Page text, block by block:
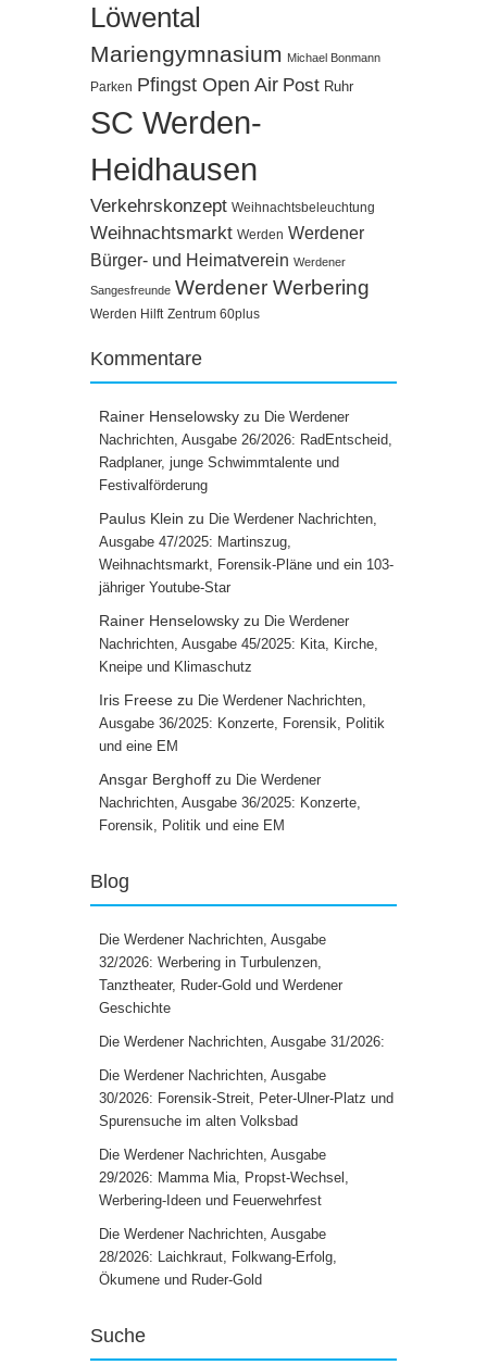
Löwental
Mariengymnasium Michael Bonmann
Parken Pfingst Open Air Post Ruhr
SC Werden-
Heidhausen
Verkehrskonzept Weihnachtsbeleuchtung
Weihnachtsmarkt Werden Werdener
Bürger- und Heimatverein Werdener
Sangesfreunde Werdener Werbering
Werden Hilft Zentrum 60plus
Kommentare
Rainer Henselowsky zu Die Werdener
Nachrichten, Ausgabe 26/2026: RadEntscheid,
Radplaner, junge Schwimmtalente und
Festivalförderung
Paulus Klein zu Die Werdener Nachrichten,
Ausgabe 47/2025: Martinszug,
Weihnachtsmarkt, Forensik-Pläne und ein 103-
jähriger Youtube-Star
Rainer Henselowsky zu Die Werdener
Nachrichten, Ausgabe 45/2025: Kita, Kirche,
Kneipe und Klimaschutz
Iris Freese zu Die Werdener Nachrichten,
Ausgabe 36/2025: Konzerte, Forensik, Politik
und eine EM
Ansgar Berghoff zu Die Werdener
Nachrichten, Ausgabe 36/2025: Konzerte,
Forensik, Politik und eine EM
Blog
Die Werdener Nachrichten, Ausgabe
32/2026: Werbering in Turbulenzen,
Tanztheater, Ruder-Gold und Werdener
Geschichte
Die Werdener Nachrichten, Ausgabe 31/2026:
Die Werdener Nachrichten, Ausgabe
30/2026: Forensik-Streit, Peter-Ulner-Platz und
Spurensuche im alten Volksbad
Die Werdener Nachrichten, Ausgabe
29/2026: Mamma Mia, Propst-Wechsel,
Werbering-Ideen und Feuerwehrfest
Die Werdener Nachrichten, Ausgabe
28/2026: Laichkraut, Folkwang-Erfolg,
Ökumene und Ruder-Gold
Suche